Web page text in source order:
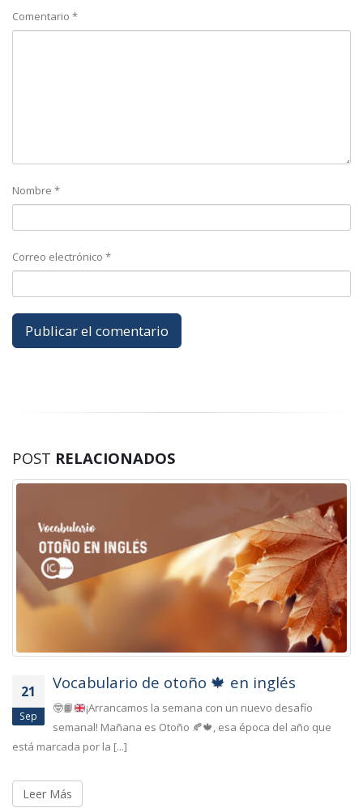
Comentario *
Nombre *
Correo electrónico *
POST RELACIONADOS
21
Sep
Vocabulario de otoño 🍁 en inglés
🤓📙
¡Arrancamos la semana con un nuevo desafío
semanal! Mañana es Otoño 🍂🍁, esa época del año que
está marcada por la [...]
Leer Más